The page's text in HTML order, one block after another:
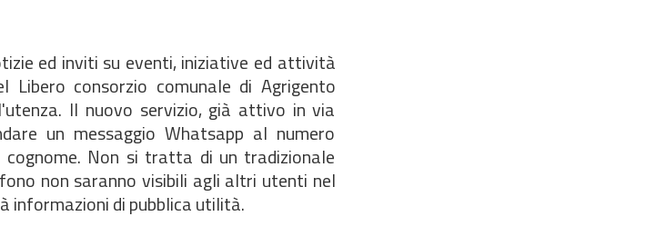
ed inviti su eventi, iniziative ed attività
consorzio comunale di Agrigento
Il nuovo servizio, già attivo in via
un messaggio Whatsapp al numero
Non si tratta di un tradizionale
non saranno visibili agli altri utenti nel
informazioni di pubblica utilità.